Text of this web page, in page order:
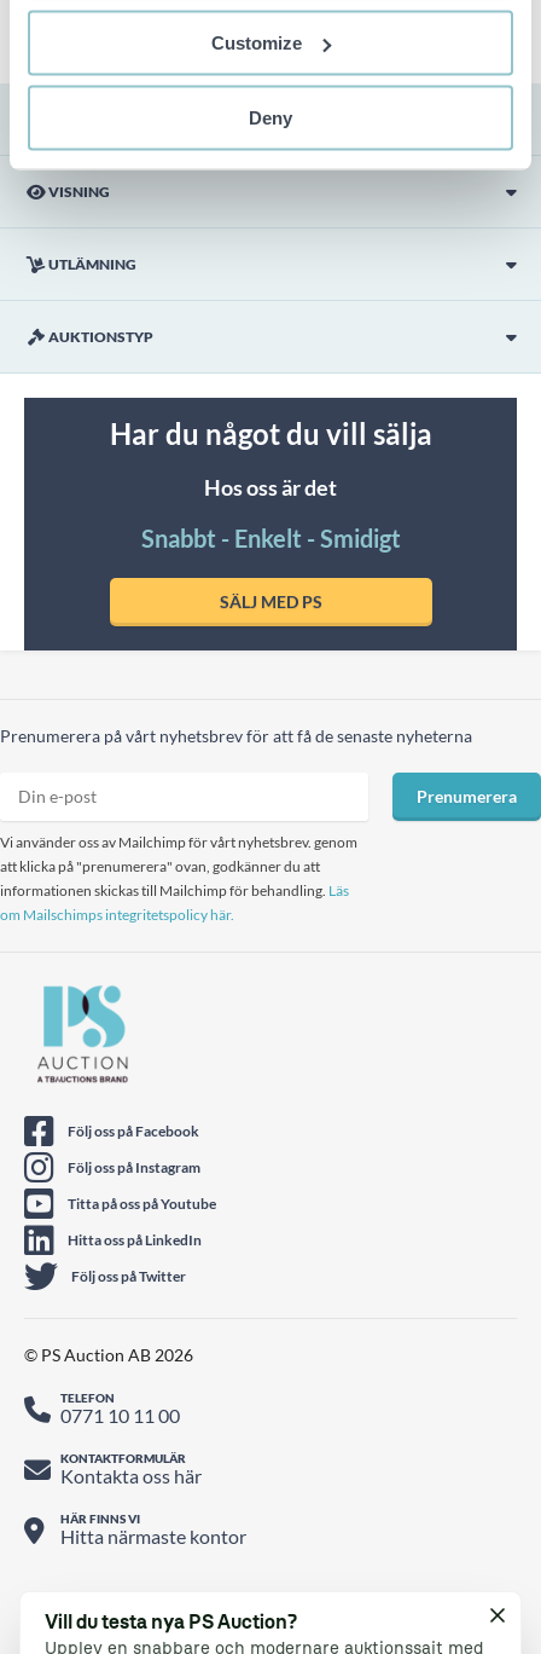
Customize
Deny
VISNING
UTLÄMNING
AUKTIONSTYP
Har du något du vill sälja
Hos oss är det
Snabbt - Enkelt - Smidigt
SÄLJ MED PS
Prenumerera på vårt nyhetsbrev för att få de senaste nyheterna
Vi använder oss av Mailchimp för vårt nyhetsbrev. genom
att klicka på "prenumerera" ovan, godkänner du att
informationen skickas till Mailchimp för behandling. Läs
om Mailschimps integritetspolicy här.
Prenumerera
Vill du testa nya PS Auction?
Upplev en snabbare och modernare auktionssajt med
Följ oss på Facebook
Följ oss på Instagram
Titta på oss på Youtube
Hitta oss på LinkedIn
Följ oss på Twitter
© PS Auction AB 2026
TELEFON
0771 10 11 00
KONTAKTFORMULÄR
Kontakta oss här
HÄR FINNS VI
Hitta närmaste kontor